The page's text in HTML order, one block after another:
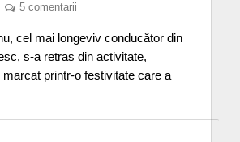
5 comentarii
cel mai longeviv conducător din
s-a retras din activitate,
marcat printr-o festivitate care a